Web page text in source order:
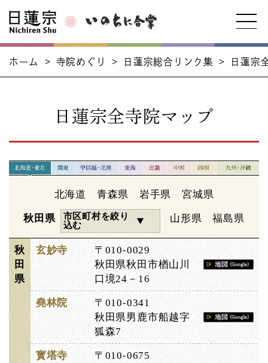
ホーム > 寺院めぐり > 日蓮宗総合リンク集 > 日蓮宗
日蓮宗全寺院マップ
北海道 青森県 岩手県 宮城県
秋田県
市区町村を絞り
込む
山形県 福島県
秋
田
県
玄妙寺
〒010-0029
秋田県秋田市楢山川
口境24－16
堯林院
〒010-0341
秋田県男鹿市船越字
狐森7
寳塔寺
〒010-0675